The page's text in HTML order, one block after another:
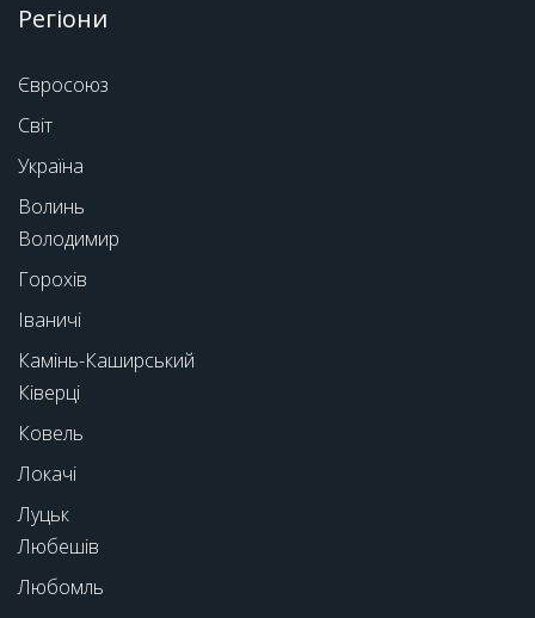
Регіони
Євросоюз
Світ
Україна
Волинь
Володимир
Горохів
Іваничі
Камінь-Каширський
Ківерці
Ковель
Локачі
Луцьк
Любешів
Любомль